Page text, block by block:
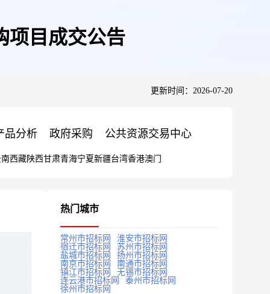
项目成交公告
更新时间：2026-07-20
品分析 政府采购 公共资源交易中心
西藏陕西甘肃青海宁夏新疆台湾香港澳门
热门城市
常州市招标网
淮安市招标网
宿迁市招标网
苏州市招标网
盐城市招标网
扬州市招标网
南京市招标网
南通市招标网
镇江市招标网
无锡市招标网
连云港市招标网
泰州市招标网
徐州市招标网